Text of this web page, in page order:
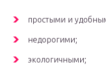
простыми и
недорогими;
экологичными;